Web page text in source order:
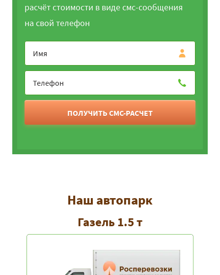
расчёт стоимости в виде смс-сообщения
на свой телефон
ПОЛУЧИТЬ СМС-РАСЧЕТ
Наш автопарк
Газель 1.5 т